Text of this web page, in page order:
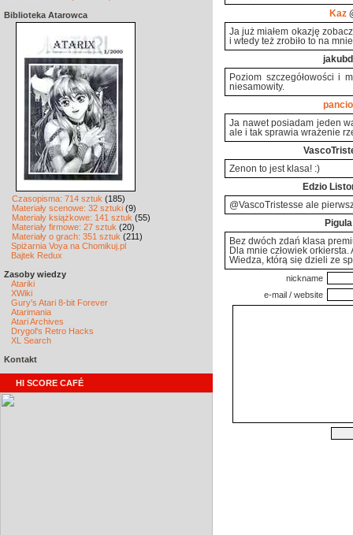
Biblioteka Atarowca
Czasopisma: 714 sztuk (185)
Materiały scenowe: 32 sztuki (9)
Materiały książkowe: 141 sztuk (55)
Materiały firmowe: 27 sztuk (20)
Materiały o grach: 351 sztuk (211)
Spiżarnia Voya na Chomikuj.pl
Bajtek Redux
Zasoby wiedzy
Atariki
XWiki
Gury's Atari 8-bit Forever
Atarimania
Atari Archives
Drygol's Retro Hacks
XL Search
Kontakt
HI SCORE CAFÉ
Kaz
Ja już miałem okazję
i wtedy też zrobiło to na
jakubd
Poziom szczegółowości i
niesamowity.
pancio
Ja nawet posiadam jeden
ale i tak sprawia wrażenie
Zenon to jest klasa! :)
Edzio
@VascoTristesse ale
Pigula
Bez dwóch zdań klasa
Dla mnie człowiek
Wiedza, którą się dzieli ze
nickname
e-mail / website